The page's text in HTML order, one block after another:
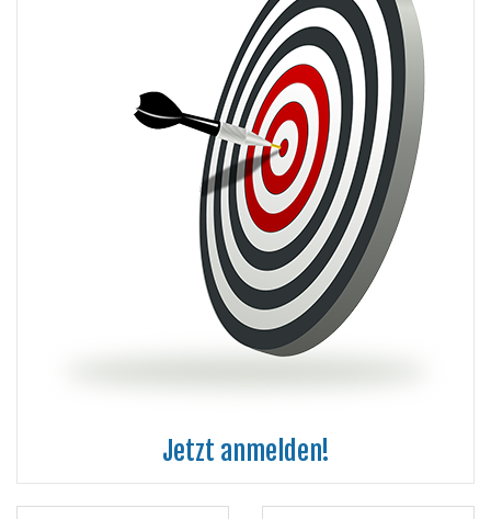
Jetzt anmelden!